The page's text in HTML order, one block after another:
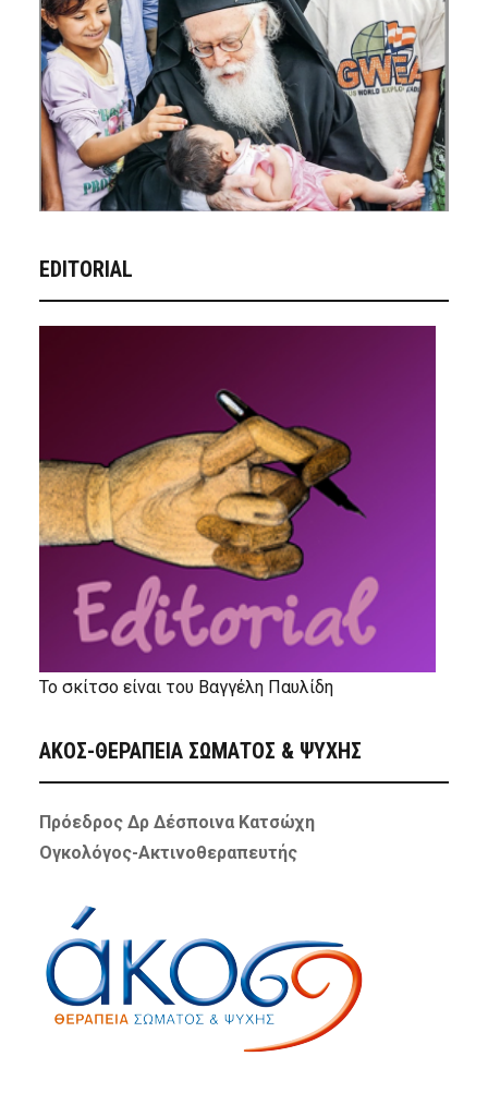
EDITORIAL
Το σκίτσο είναι του Βαγγέλη Παυλίδη
ΑΚΟΣ-ΘΕΡΑΠΕΙΑ ΣΩΜΑΤΟΣ & ΨΥΧΗΣ
Πρόεδρος Δρ Δέσποινα Κατσώχη
Ογκολόγος-Ακτινοθεραπευτής